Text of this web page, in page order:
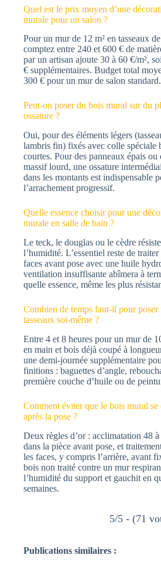
Quel est le prix moyen d’une
murale pour un salon ?
Pour un mur de 12 m² en tasseaux
comptez entre 240 et 600 € de
par un artisan ajoute 30 à 60 €/m²,
€ supplémentaires. Budget total
300 € pour un mur de salon standard.
Peut-on poser du bois mural sur du
ossature ?
Oui, pour des éléments légers
lambris fin) fixés avec colle spéciale
courtes. Pour des panneaux épais ou
massif lourd, une ossature
dans les montants est indispensable
l’arrachement progressif.
Quelle essence choisir pour une
murale en salle de bain ?
Le teck, le douglas ou le cèdre
l’humidité. L’essentiel reste de traiter
faces avant pose avec une huile
ventilation insuffisante abîmera à
quelle essence, même les plus
Combien de temps faut-il pour poser
tasseaux soi-même ?
Entre 4 et 8 heures pour un mur de
en main et bois déjà coupé à
une demi-journée supplémentaire
finitions : baguettes d’angle,
première couche d’huile ou de
Comment éviter que le bois mural se
après la pose ?
Deux règles d’or : acclimatation 48 à
dans la pièce avant pose, et
les faces, y compris l’arrière, avant
bois non traité contre un mur
l’humidité du support et gauchit en
semaines.
5/5 - (71
Publications similaires :